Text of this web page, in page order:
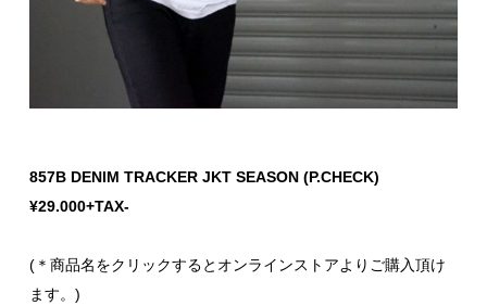
857B DENIM TRACKER JKT SEASON (P.CHECK)
¥29.000+TAX-
(＊商品名をクリックするとオンラインストアよりご購入頂け
ます。)